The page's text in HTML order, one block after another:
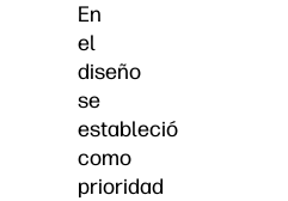
En
el
diseño
se
estableció
como
prioridad